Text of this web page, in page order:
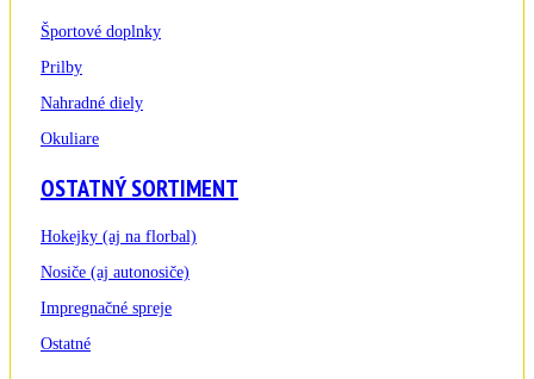
Športové doplnky
Prilby
Nahradné diely
Okuliare
OSTATNÝ SORTIMENT
Hokejky (aj na florbal)
Nosiče (aj autonosiče)
Impregnačné spreje
Ostatné